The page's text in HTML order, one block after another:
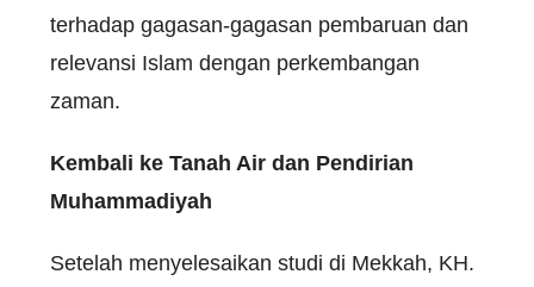
terhadap gagasan-gagasan pembaruan dan
relevansi Islam dengan perkembangan
zaman.
Kembali ke Tanah Air dan Pendirian
Muhammadiyah
Setelah menyelesaikan studi di Mekkah, KH.